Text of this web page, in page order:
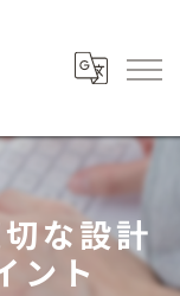
な設計
ント